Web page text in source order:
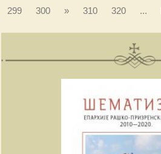
299
300 » 310 320 ...